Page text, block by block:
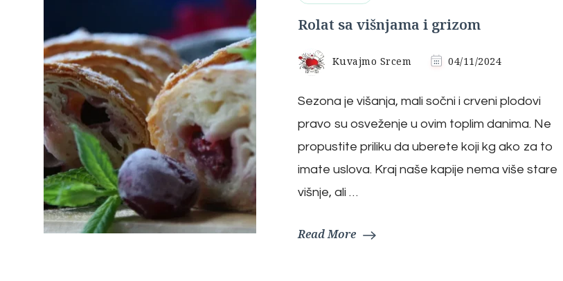
Rolat sa višnjama i grizom
Kuvajmo Srcem 04/11/2024
Sezona je višanja, mali sočni i crveni plodovi
pravo su osveženje u ovim toplim danima. Ne
propustite priliku da uberete koji kg ako za to
imate uslova. Kraj naše kapije nema više stare
višnje, ali …
Read More